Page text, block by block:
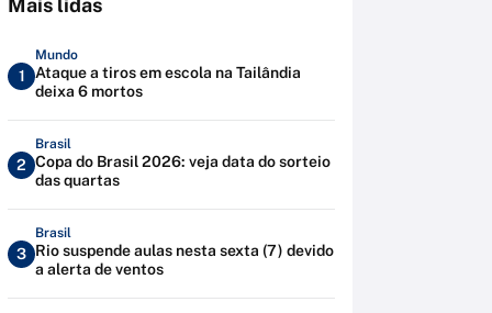
Mais lidas
1
Mundo
Ataque a tiros em escola na Tailândia
deixa 6 mortos
2
Brasil
Copa do Brasil 2026: veja data do sorteio
das quartas
3
Brasil
Rio suspende aulas nesta sexta (7) devido
a alerta de ventos